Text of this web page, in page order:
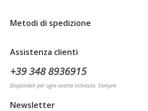
Metodi di spedizione
Assistenza clienti
+39 348 8936915
Disponibili per ogni vostra richiesta. Sempre
Newsletter